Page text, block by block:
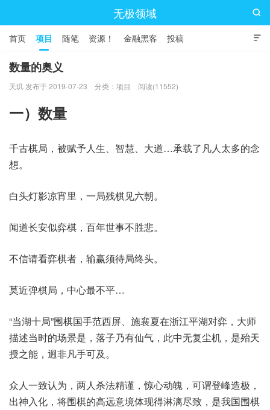
无极领域

首页 项目 随笔 资源！ 金融黑客 投稿

数量的奥义
天玑 发布于 2019-07-23 分类： 项目 阅读(11552)
一）数量
千古棋局，被赋予人生、智慧、大道…承载了凡人太多的念
想。
白头灯影凉宵里，一局残棋见六朝。
闻道长安似弈棋，百年世事不胜悲。
不信请看弈棋者，输赢须待局终头。
莫近弹棋局，中心最不平…
“当湖十局”围棋国手范西屏、施襄夏在浙江平湖对弈，大师
描述当时的场景是，落子乃有仙气，此中无复尘机，是殆天
授之能，迥非凡手可及。
众人一致认为，两人杀法精谨，惊心动魄，可谓登峰造极，
出神入化，将围棋的高远意境体现得淋漓尽致，是我国围棋